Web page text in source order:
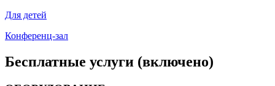
Для детей
Конференц-зал
Бесплатные услуги (включено)